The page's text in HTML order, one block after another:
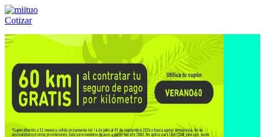
Cotizar
Llámanos al:(55) 84-21-05-00 ó